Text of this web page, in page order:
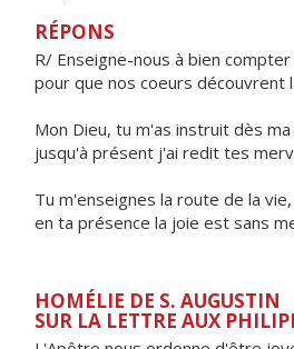
RÉPONS
R/ Enseigne-nous à bien
pour que nos coeurs découvrent
Mon Dieu, tu m'as instruit dès
jusqu'à présent j'ai redit tes
Tu m'enseignes la route de la vie,
en ta présence la joie est sans
HOMÉLIE DE S. AUGUSTIN
SUR LA LETTRE AUX